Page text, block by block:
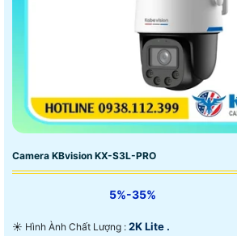
Camera KBvision KX-S3L-PRO
5%-35%
☀️ Hình Ành Chất Lượng : 2K Lite .